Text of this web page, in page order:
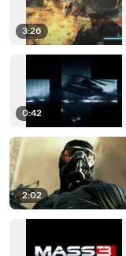
3:26
0:42
2:02